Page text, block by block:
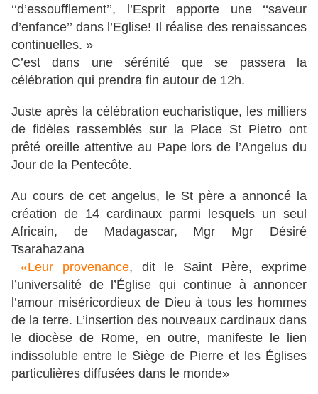
‘‘d’essoufflement’’, l’Esprit apporte une ‘‘saveur
d’enfance’’ dans l’Eglise! Il réalise des renaissances
continuelles. »
C’est dans une sérénité que se passera la
célébration qui prendra fin autour de 12h.
Juste après la célébration eucharistique, les milliers
de fidèles rassemblés sur la Place St Pietro ont
prêté oreille attentive au Pape lors de l’Angelus du
Jour de la Pentecôte.
Au cours de cet angelus, le St père a annoncé la
création de 14 cardinaux parmi lesquels un seul
Africain, de Madagascar, Mgr Mgr Désiré
Tsarahazana
«Leur provenance, dit le Saint Père, exprime
l’universalité de l’Église qui continue à annoncer
l’amour miséricordieux de Dieu à tous les hommes
de la terre. L’insertion des nouveaux cardinaux dans
le diocèse de Rome, en outre, manifeste le lien
indissoluble entre le Siège de Pierre et les Églises
particulières diffusées dans le monde»